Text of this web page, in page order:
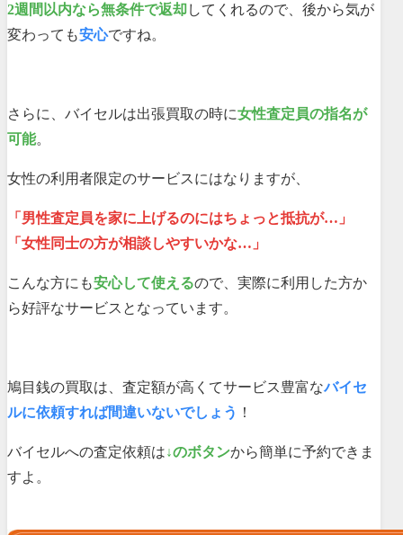
2週間以内なら無条件で返却してくれるので、後から気が
変わっても安心ですね。
さらに、バイセルは出張買取の時に女性査定員の指名が
可能。
女性の利用者限定のサービスにはなりますが、
「男性査定員を家に上げるのにはちょっと抵抗が…」
「女性同士の方が相談しやすいかな…」
こんな方にも安心して使えるので、実際に利用した方か
ら好評なサービスとなっています。
鳩目銭の買取は、査定額が高くてサービス豊富なバイセ
ルに依頼すれば間違いないでしょう ！
バイセルへの査定依頼は↓のボタンから簡単に予約できま
すよ。